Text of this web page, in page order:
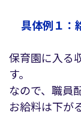
具体例１：
保育園に入る
す。
なので、職員
お給料は下が